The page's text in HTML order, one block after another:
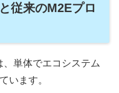
従来のM2Eプロ
単体でエコシステム
います。